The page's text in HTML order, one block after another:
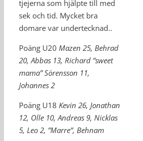
tjejerna som hjälpte till med
sek och tid. Mycket bra
domare var undertecknad..
Poäng U20 Mazen 25, Behrad
20, Abbas 13, Richard ”sweet
mama” Sörensson 11,
Johannes 2
Poäng U18 Kevin 26, Jonathan
12, Olle 10, Andreas 9, Nicklas
5, Leo 2, ”Marre”, Behnam